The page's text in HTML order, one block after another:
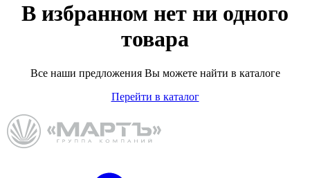
В избранном нет ни одного
товара
Все наши предложения Вы можете найти в каталоге
Перейти в каталог